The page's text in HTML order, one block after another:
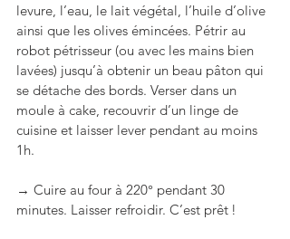
levure, l’eau, le lait végétal, l’huile d’olive
ainsi que les olives émincées. Pétrir au
robot pétrisseur (ou avec les mains bien
lavées) jusqu’à obtenir un beau pâton qui
se détache des bords. Verser dans un
moule à cake, recouvrir d’un linge de
cuisine et laisser lever pendant au moins
1h.
→ Cuire au four à 220° pendant 30
minutes. Laisser refroidir. C’est prêt !